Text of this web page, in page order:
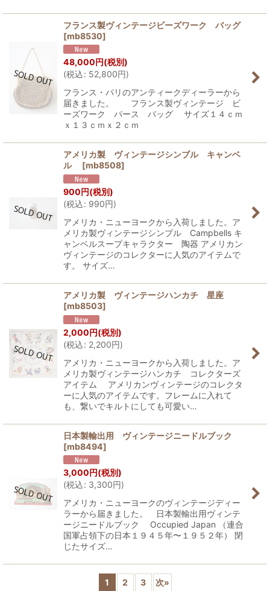
フランス製ヴィンテージビーズワーク バッグ
[mb8530]
48,000円(税別)
(税込: 52,800円)
フランス・パリのアンティークディーラーから
届きました。 フランス製ヴィンテージ ビ
ーズワーク パース バッグ サイズ１４ｃｍ
ｘ１３ｃｍｘ２ｃｍ
アメリカ製 ヴィンテージシンブル キャンベ
ル
[mb8508]
900円(税別)
(税込: 990円)
アメリカ・ニューヨークから入荷しました。ア
メリカ製ヴィンテージシンブル Campbells キ
ャンベルスープキャラクター 陶器 アメリカン
ヴィンテージのコレクターに人気のアイテムで
す。 サイズ…
アメリカ製 ヴィンテージハンカチ 星座
[mb8503]
2,000円(税別)
(税込: 2,200円)
アメリカ・ニューヨークから入荷しました。ア
メリカ製ヴィンテージハンカチ コレクターズ
アイテム アメリカンヴィンテージのコレクタ
ーに人気のアイテムです。フレームに入れて
も、繋いでキルトにしても可愛い…
日本製輸出用 ヴィンテージニードルブック
[mb8494]
3,000円(税別)
(税込: 3,300円)
アメリカ・ニューヨークのヴィンテージディー
ラーから届きました。 日本製輸出用ヴィンテ
ージニードルブック Occupied Japan （連合
国軍占領下の日本１９４５年〜１９５２年） 閉
じたサイズ…
1 2 3 次»